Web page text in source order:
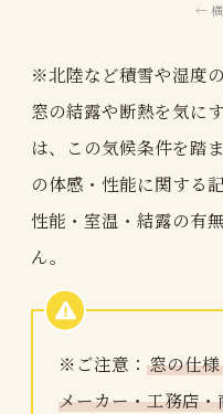
※北陸など積雪や湿度
窓の結露や断熱を気に
は、この気候条件を踏
の体感・性能に関する
性能・室温・結露の有
ん。
※ご注意：窓の仕
メーカー・工務店